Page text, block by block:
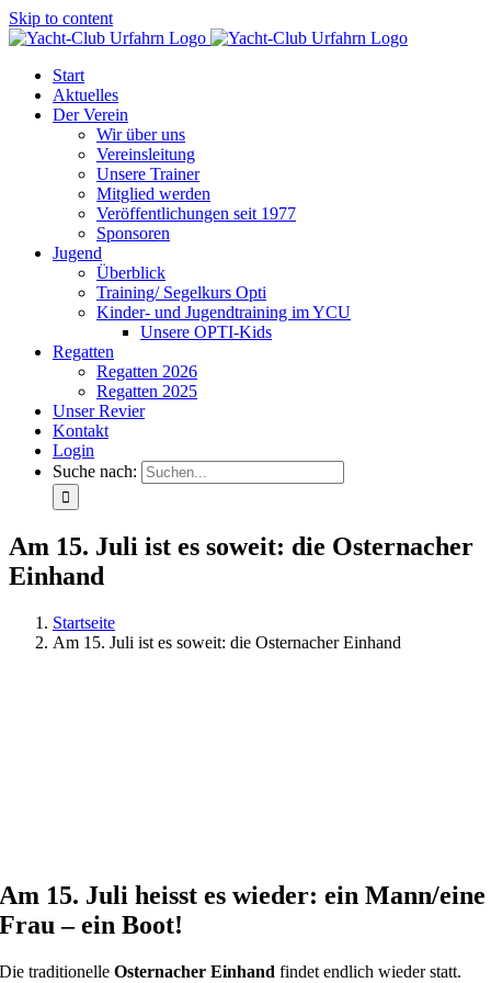
Skip to content
Start
Aktuelles
Der Verein
Wir über uns
Vereinsleitung
Unsere Trainer
Mitglied werden
Veröffentlichungen seit 1977
Sponsoren
Jugend
Überblick
Training/ Segelkurs Opti
Kinder- und Jugendtraining im YCU
Unsere OPTI-Kids
Regatten
Regatten 2026
Regatten 2025
Unser Revier
Kontakt
Login
Suche nach:
Am 15. Juli ist es soweit: die Osternacher
Einhand
Startseite
Am 15. Juli ist es soweit: die Osternacher Einhand
Am 15. Juli heisst es wieder: ein Mann/eine
Frau – ein Boot!
Die traditionelleOsternacher Einhand findet endlich wieder statt.